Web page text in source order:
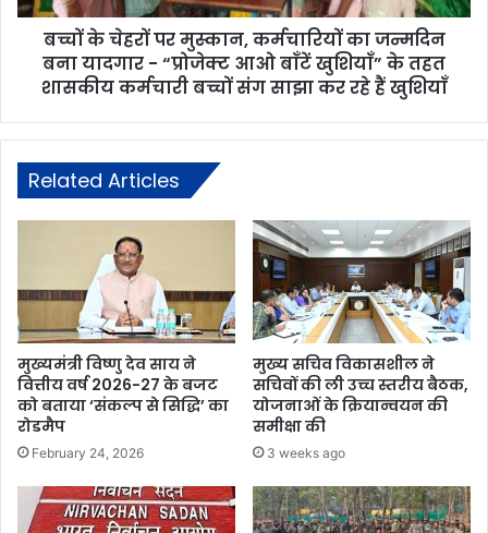
बच्चों के चेहरों पर मुस्कान, कर्मचारियों का जन्मदिन
बना यादगार - “प्रोजेक्ट आओ बाँटें खुशियाँ” के तहत
शासकीय कर्मचारी बच्चों संग साझा कर रहे हैं खुशियाँ
Related Articles
मुख्यमंत्री विष्णु देव साय ने
वित्तीय वर्ष 2026-27 के बजट
को बताया ‘संकल्प से सिद्धि’ का
रोडमैप
February 24, 2026
मुख्य सचिव विकासशील ने
सचिवों की ली उच्च स्तरीय बैठक,
योजनाओं के क्रियान्वयन की
समीक्षा की
3 weeks ago